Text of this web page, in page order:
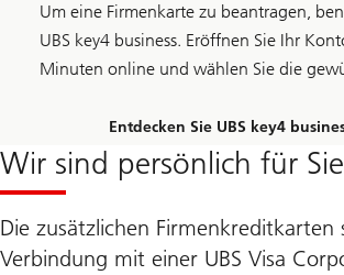
Um eine Firmenkarte zu beantragen,
UBS key4 business. Eröffnen Sie Ihr
Minuten online und wählen Sie die
Entdecken Sie UBS key4
Wir sind persönlich für
Die zusätzlichen Firmenkreditkarten
Verbindung mit einer UBS Visa